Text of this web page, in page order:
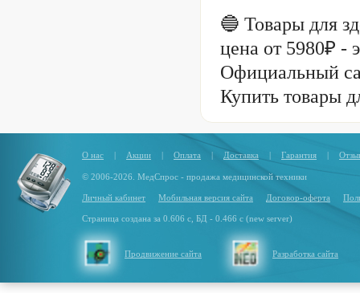
🔵 Товары для
цена от 5980₽ -
Официальный
Купить товары
О нас | Акции | Оплата | Доставка | Гарантия |
© 2006-2026. МедСпрос - продажа медицинской техники
Личный кабинет Мобильная версия сайта Договор-оферта
Страница создана за 0.606 с, БД - 0.466 с (new server)
Продвижение сайта Разработка сайта